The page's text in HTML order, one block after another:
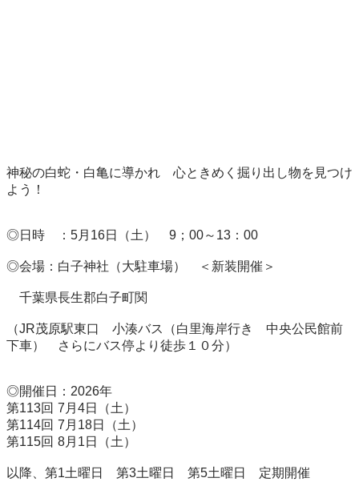
神秘の白蛇・白亀に導かれ　心ときめく掘り出し物を見つけ
よう！
◎日時　：5月16日（土）　9；00～13：00
◎会場：白子神社（大駐車場）　＜新装開催＞
千葉県長生郡白子町関
（JR茂原駅東口　小湊バス（白里海岸行き　中央公民館前
下車）　さらにバス停より徒歩１０分）
◎開催日：2026年
第113回	7月4日（土）
第114回	7月18日（土）
第115回	8月1日（土）
以降、第1土曜日　第3土曜日　第5土曜日　定期開催